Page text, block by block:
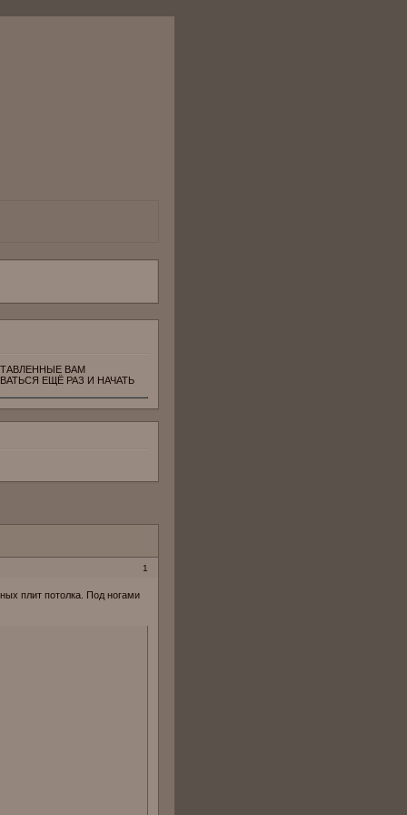
ВАМ
ЕЩЁ РАЗ И НАЧАТЬ
1
плит потолка. Под ногами